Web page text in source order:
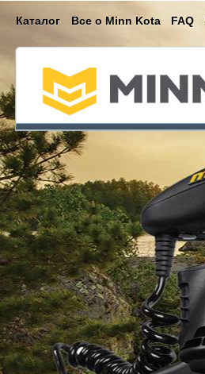
Каталог Все о Minn Kota FAQ